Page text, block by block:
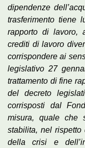
dipendenze
trasferimento tiene
rapporto di lavoro,
crediti di lavoro
corrispondere ai
legislativo 27
trattamento di fine
del decreto
corrisposti dal
misura, quale che
stabilita, nel rispetto
della crisi e